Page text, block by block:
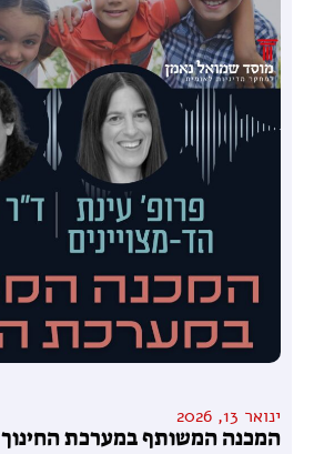
ינואר 13, 2026
המכנה המשותף במערכת החינוך